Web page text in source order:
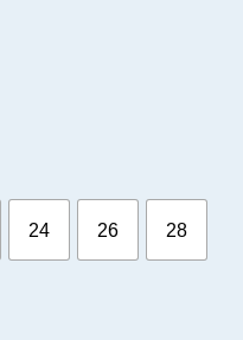
24 26 28